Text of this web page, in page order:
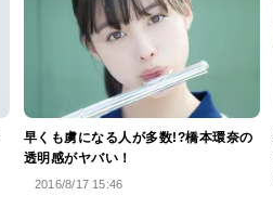
早くも虜になる人が多数!?橋本環奈の
透明感がヤバい！
2016/8/17 15:46